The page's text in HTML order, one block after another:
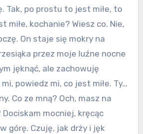
Tak, po prostu to jest miłe, to
miłe, kochanie? Wiesz co. Nie,
On staje się mokry na
przez moje luźne nocne
jęknąć, ale zachowuję
powiedz mi, co jest miłe. Ty…
Co ze mną? Och, masz na
Dociskam mocniej, kręcąc
górę. Czuję, jak drży i jęk